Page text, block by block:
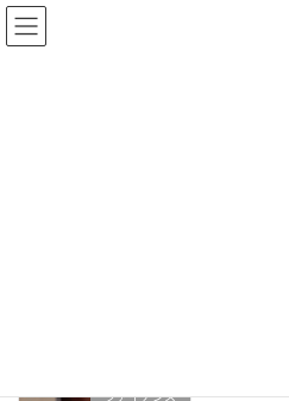
コ
ン
ナ
ビ
ファイナンス